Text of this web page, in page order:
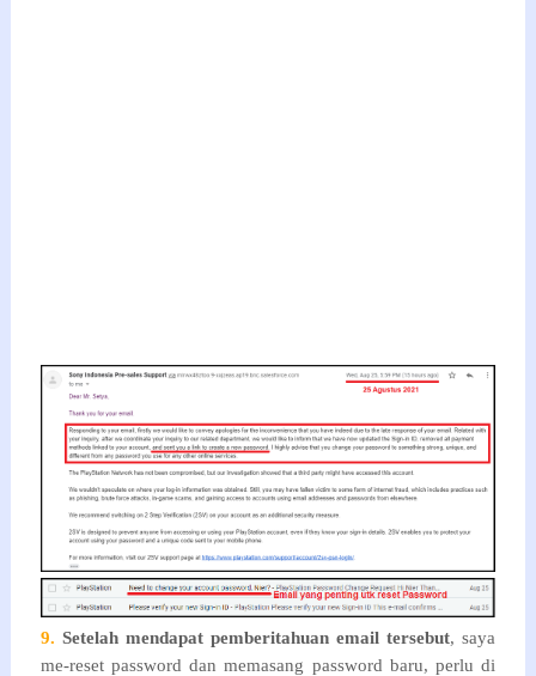
9. Setelah mendapat pemberitahuan email tersebut, saya
me-reset password dan memasang password baru, perlu di